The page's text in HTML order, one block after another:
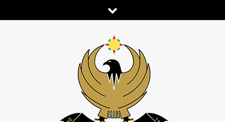
to